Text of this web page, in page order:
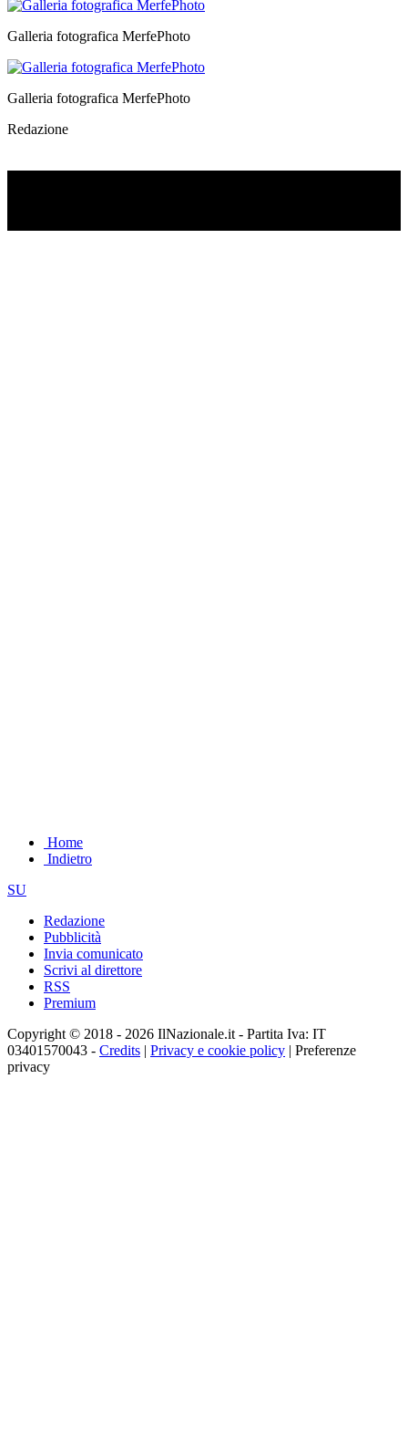
Galleria fotografica MerfePhoto
Galleria fotografica MerfePhoto
Redazione
Home
Indietro
SU
Redazione
Pubblicità
Invia comunicato
Scrivi al direttore
RSS
Premium
Copyright © 2018 - 2026 IlNazionale.it - Partita Iva: IT
03401570043 - Credits | Privacy e cookie policy | Preferenze
privacy